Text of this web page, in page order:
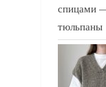
спицами
тюльпаны